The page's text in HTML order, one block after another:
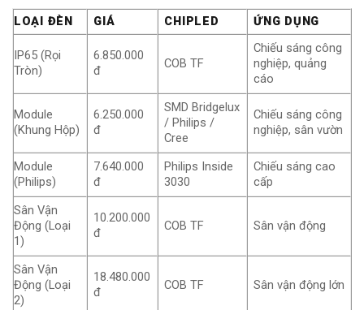
LOẠI ĐÈN GIÁ CHIPLED ỨNG DỤNG
IP65 (Rọi
Tròn)
6.850.000
đ
COB TF
Chiếu sáng công
nghiệp, quảng
cáo
Module
(Khung Hộp)
6.250.000
đ
SMD Bridgelux
/ Philips /
Cree
Chiếu sáng công
nghiệp, sân vườn
Module
(Philips)
7.640.000
đ
Philips Inside
3030
Chiếu sáng cao
cấp
Sân Vận
Động (Loại
1)
10.200.000
đ
COB TF Sân vận động
Sân Vận
Động (Loại
2)
18.480.000
đ
COB TF Sân vận động lớn